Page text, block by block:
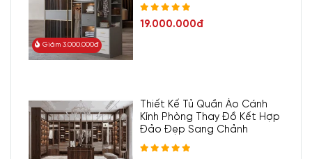
Giảm 3.000.000đ
19.000.000đ
Thiết Kế Tủ Quần Áo Cánh
Kính Phòng Thay Đồ Kết Hợp
Đảo Đẹp Sang Chảnh